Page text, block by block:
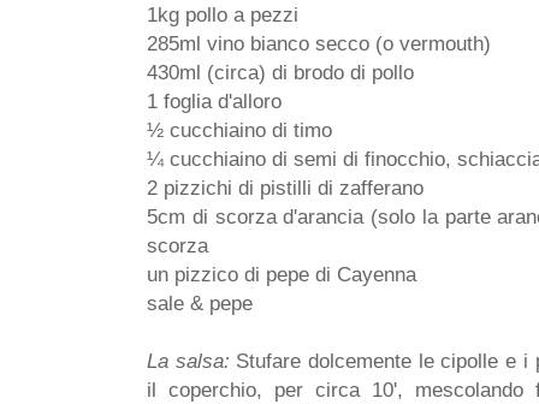
1kg pollo a pezzi
285ml vino bianco secco (o vermouth)
430ml (circa) di brodo di pollo
1 foglia d'alloro
½ cucchiaino di timo
¼ cucchiaino di semi di finocchio,
2 pizzichi di pistilli di zafferano
5cm di scorza d'arancia (solo la parte
scorza
un pizzico di pepe di Cayenna
sale & pepe
La salsa: Stufare dolcemente le cipolle e
il coperchio, per circa 10', mescolando